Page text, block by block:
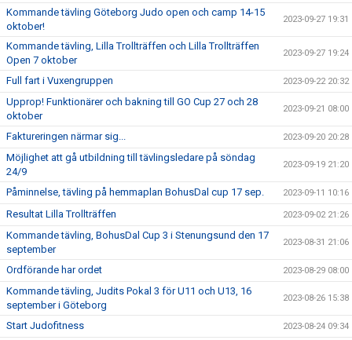
Kommande tävling Göteborg Judo open och camp 14-15
oktober!
2023-09-27 19:31
Kommande tävling, Lilla Trollträffen och Lilla Trollträffen
Open 7 oktober
2023-09-27 19:24
Full fart i Vuxengruppen 2023-09-22 20:32
Upprop! Funktionärer och bakning till GO Cup 27 och 28
oktober
2023-09-21 08:00
Faktureringen närmar sig... 2023-09-20 20:28
Möjlighet att gå utbildning till tävlingsledare på söndag
24/9
2023-09-19 21:20
Påminnelse, tävling på hemmaplan BohusDal cup 17 sep. 2023-09-11 10:16
Resultat Lilla Trollträffen 2023-09-02 21:26
Kommande tävling, BohusDal Cup 3 i Stenungsund den 17
september
2023-08-31 21:06
Ordförande har ordet 2023-08-29 08:00
Kommande tävling, Judits Pokal 3 för U11 och U13, 16
september i Göteborg
2023-08-26 15:38
Start Judofitness 2023-08-24 09:34